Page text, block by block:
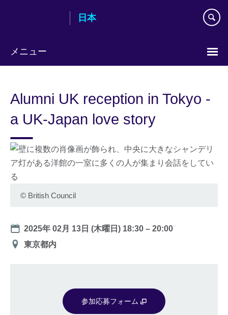
content
日本
メニュー
Alumni UK reception in Tokyo -
a UK-Japan love story
© British Council
Date
2025年 02月 13日 (木曜日) 18:30 –20:00
会
東京都内
参加応募フォーム